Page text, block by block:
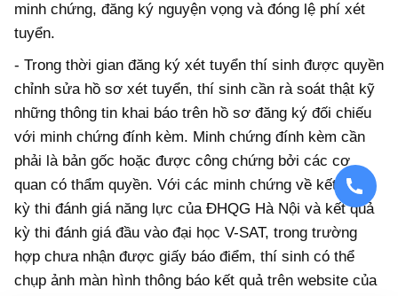
minh chứng, đăng ký nguyện vọng và đóng lệ phí xét
tuyển.
- Trong thời gian đăng ký xét tuyển thí sinh được quyền
chỉnh sửa hồ sơ xét tuyển, thí sinh cần rà soát thật kỹ
những thông tin khai báo trên hồ sơ đăng ký đối chiếu
với minh chứng đính kèm. Minh chứng đính kèm cần
phải là bản gốc hoặc được công chứng bởi các cơ
quan có thẩm quyền. Với các minh chứng về kết quả
kỳ thi đánh giá năng lực của ĐHQG Hà Nội và kết quả
kỳ thi đánh giá đầu vào đại học V-SAT, trong trường
hợp chưa nhận được giấy báo điểm, thí sinh có thể
chụp ảnh màn hình thông báo kết quả trên website của